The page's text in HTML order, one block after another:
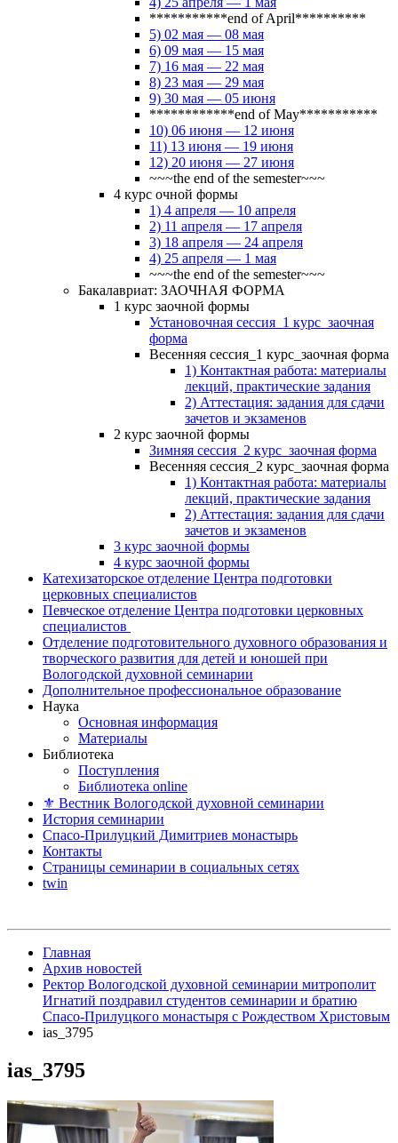
***********end of April**********
5) 02 мая — 08 мая
6) 09 мая — 15 мая
7) 16 мая — 22 мая
8) 23 мая — 29 мая
9) 30 мая — 05 июня
************end of May***********
10) 06 июня — 12 июня
11) 13 июня — 19 июня
12) 20 июня — 27 июня
~~~the end of the semester~~~
4 курс очной формы
1) 4 апреля — 10 апреля
2) 11 апреля — 17 апреля
3) 18 апреля — 24 апреля
4) 25 апреля — 1 мая
~~~the end of the semester~~~
Бакалавриат: ЗАОЧНАЯ ФОРМА
1 курс заочной формы
Установочная сессия_1 курс_заочная
форма
Весенняя сессия_1 курс_заочная форма
1) Контактная работа: материалы
лекций, практические задания
2) Аттестация: задания для сдачи
зачетов и экзаменов
2 курс заочной формы
Зимняя сессия_2 курс_заочная форма
Весенняя сессия_2 курс_заочная форма
1) Контактная работа: материалы
лекций, практические задания
2) Аттестация: задания для сдачи
зачетов и экзаменов
3 курс заочной формы
4 курс заочной формы
Катехизаторское отделение Центра подготовки
церковных специалистов
Певческое отделение Центра подготовки церковных
специалистов
Отделение подготовительного духовного образования и
творческого развития для детей и юношей при
Вологодской духовной семинарии
Дополнительное профессиональное образование
Наука
Основная информация
Материалы
Библиотека
Поступления
Библиотека online
⚜ Вестник Вологодской духовной семинарии
История семинарии
Спасо-Прилуцкий Димитриев монастырь
Контакты
Страницы семинарии в социальных сетях
twin
Главная
Архив новостей
Ректор Вологодской духовной семинарии митрополит
Игнатий поздравил студентов семинарии и братию
Спасо-Прилуцкого монастыря с Рождеством Христовым
ias_3795
ias_3795